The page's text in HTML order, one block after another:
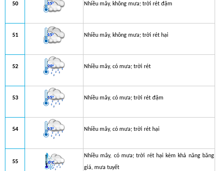
50 Nhiều mây, không mưa; trời rét đậm
51 Nhiều mây, không mưa; trời rét hại
52 Nhiều mây, có mưa; trời rét
53 Nhiều mây, có mưa; trời rét đậm
54 Nhiều mây, có mưa; trời rét hại
55
Nhiều mây, có mưa; trời rét hại kèm khả năng băng
giá, mưa tuyết